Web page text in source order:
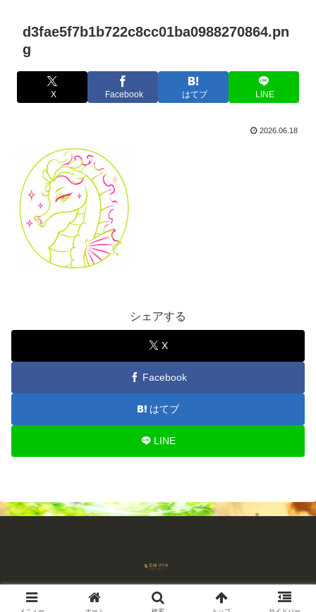
d3fae5f7b1b722c8cc01ba0988270864.pn
g
X Facebook はてブ LINE
2026.06.18
シェアする
X
Facebook
はてブ
LINE
© 2018-2026 占師宝珠リリカ 流れを読む占い.